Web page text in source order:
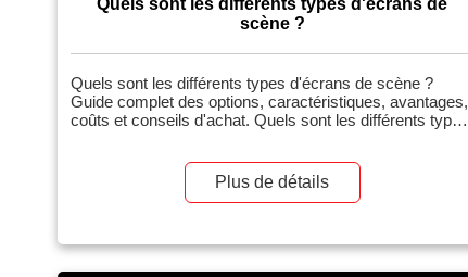
Quels sont les différents types d'écrans de
scène ?
Quels sont les différents types d'écrans de scène ?
Guide complet des options, caractéristiques, avantages,
coûts et conseils d'achat. Quels sont les différents types
d'événements et de présentations pour enrichir
l'expérience du public grâce à des arrière-plans, des
Plus de détails